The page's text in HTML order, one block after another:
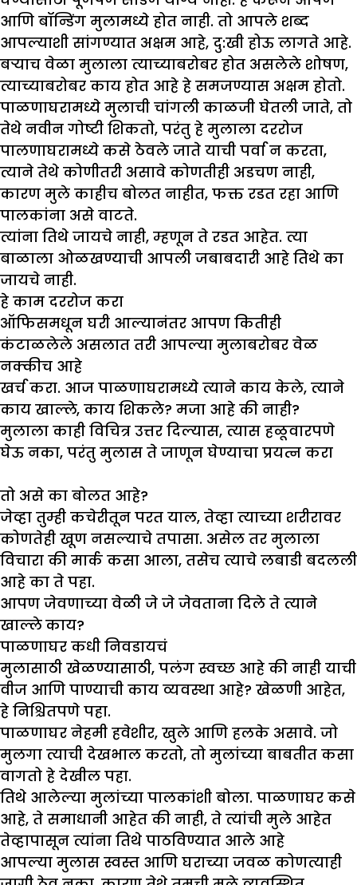
आणि बॉन्डिंग मुलामध्ये होत नाही. तो आपले शब्द
आपल्याशी सांगण्यात अक्षम आहे, दु:खी होऊ लागते आहे.
बर्‍याच वेळा मुलाला त्याच्याबरोबर होत असलेले शोषण,
त्याच्याबरोबर काय होत आहे हे समजण्यास अक्षम होतो.
पाळणाघरामध्ये मुलाची चांगली काळजी घेतली जाते, तो
तेथे नवीन गोष्टी शिकतो, परंतु हे मुलाला दररोज
पालणाघरामध्ये कसे ठेवले जाते याची पर्वा न करता,
त्याने तेथे कोणीतरी असावे कोणतीही अडचण नाही,
कारण मुले काहीच बोलत नाहीत, फक्त रडत रहा आणि
पालकांना असे वाटते.
त्यांना तिथे जायचे नाही, म्हणून ते रडत आहेत. त्या
बाळाला ओळखण्याची आपली जबाबदारी आहे तिथे का
जायचे नाही.
हे काम दररोज करा
ऑफिसमधून घरी आल्यानंतर आपण कितीही
कंटाळलेले असलात तरी आपल्या मुलाबरोबर वेळ
नक्कीच आहे
खर्च करा. आज पाळणाघरामध्ये त्याने काय केले, त्याने
काय खाल्ले, काय शिकले? मजा आहे की नाही?
मुलाला काही विचित्र उत्तर दिल्यास, त्यास हळूवारपणे
घेऊ नका, परंतु मुलास ते जाणून घेण्याचा प्रयत्न करा
तो असे का बोलत आहे?
जेव्हा तुम्ही कचेरीतून परत याल, तेव्हा त्याच्या शरीरावर
कोणतेही खूण नसल्याचे तपासा. असेल तर मुलाला
विचारा की मार्क कसा आला, तसेच त्याचे लबाडी बदलली
आहे का ते पहा.
आपण जेवणाच्या वेळी जे जे जेवताना दिले ते त्याने
खाल्ले काय?
पाळणाघर कधी निवडायच
मुलासाठी खेळण्यासाठी, पलंग स्वच्छ आहे की नाही याची
वीज आणि पाण्याची काय व्यवस्था आहे? खेळणी आहेत,
हे निश्चितपणे पहा.
पाळणाघर नेहमी हवेशीर, खुले आणि हलके असावे. जो
मुलगा त्याची देखभाल करतो, तो मुलांच्या बाबतीत कसा
वागतो हे देखील पहा.
तिथे आलेल्या मुलांच्या पालकांशी बोला. पाळणाघर कसे
आहे, ते समाधानी आहेत की नाही, ते त्यांची मुले आहेत
तेव्हापासून त्यांना तिथे पाठविण्यात आले आहे
आपल्या मुलास स्वस्त आणि घराच्या जवळ कोणत्याही